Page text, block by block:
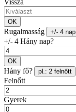
Vissza
OK
Rugalmasság +/- 4 nap
+/- 4 Hány nap?
OK
Hány fő? pl.: 2 felnőtt
Felnőtt
Gyerek